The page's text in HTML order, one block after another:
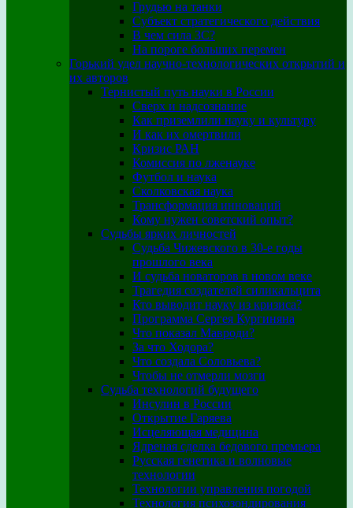
Грудью на танки
Субъект стратегического действия
В чем сила ЗС?
На пороге больших перемен
Горький удел научно-технологических открытий и
их авторов
Тернистый путь науки в России
Сверх и надсознание
Как приземлили науку и культуру
И как их омертвили
Кризис РАН
Комиссия по лженауке
Футбол и наука
Сколковская наука
Трансформация инноваций
Кому нужен советский опыт?
Судьбы ярких личностей
Судьба Чижевского в 30-е годы
прошлого века
И судьба новаторов в новом веке
Трагедия создателей силикальцита
Кто выводит науку из кризиса?
Программа Сергея Кургиняна
Что показал Мавроди?
За что Ходора?
Что создала Соловьева?
Чтобы не отмерли мозги
Судьба технологий будущего
Инсулин в России
Открытие Гаряева
Исцеляющая медицина
Ядреная сделка бедового премьера
Русская генетика и волновые
технологии
Технологии управления погодой
Технология психозондирования